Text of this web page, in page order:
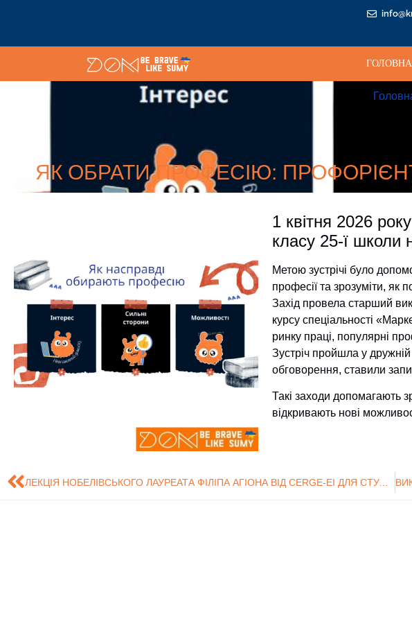
ГОЛОВНА
ЯК ОБРАТИ ПРОФЕСІЮ:
1 квітня 2026
класу 25-ї школи
Метою зустрічі було
професії та зрозуміти, як
Захід провела старший
курсу спеціальності
ринку праці, популярні
Зустріч пройшла у
обговорення, ставили
Такі заходи допомагають
відкривають нові
ЛЕКЦІЯ НОБЕЛІВСЬКОГО ЛАУРЕАТА ФІЛІПА АГІОНА ВІД CERGE-EI ДЛЯ СТУДЕНТІВ ТА НАУКОВЦІВ СУМДУ